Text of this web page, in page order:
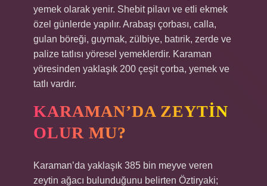
yemek olarak yenir. Shebit pilavı ve etli ekmek
özel günlerde yapılır. Arabaşı çorbası, calla,
gulan böreği, guymak, zülbiye, batırik, zerde ve
palize tatlısı yöresel yemeklerdir. Karaman
yöresinden yaklaşık 200 çeşit çorba, yemek ve
tatlı vardır.
KARAMAN’DA ZEYTIN
OLUR MU?
Karaman’da yaklaşık 385 bin meyve veren
zeytin ağacı bulunduğunu belirten Öztiryaki;